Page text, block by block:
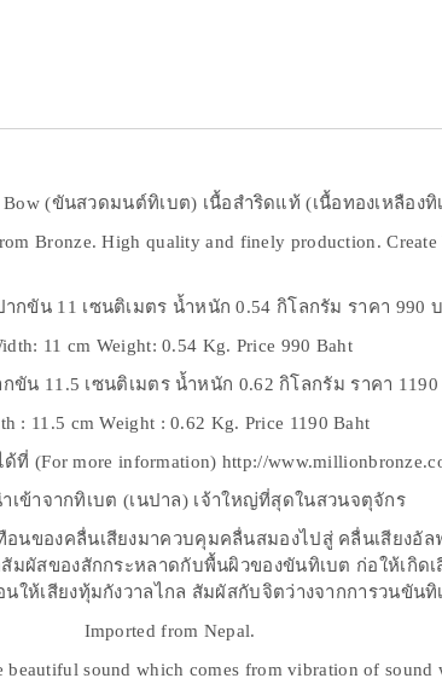
(ขันสวดมนต์ทิเบต) เนื้อสำริดแท้ (เนื้อทองเหลืองทิ
Bronze. High quality and finely production. Create
กขัน 11 เซนติเมตร น้ำหนัก 0.54 กิโลกรัม ราคา 990
11 cm Weight: 0.54 Kg. Price 990 Baht
ขัน 11.5 เซนติเมตร น้ำหนัก 0.62 กิโลกรัม ราคา
: 11.5 cm Weight : 0.62 Kg. Price 1190 Baht
ที่ (For more information) http://
เข้าจากทิเบต (เนปาล) เจ้าใหญ่ที่สุดในสวนจตุจักร
ของคลื่นเสียงมาควบคุมคลื่นสมองไปสู่ คลื่นเสียงอัล
มผัสของสักกระหลาดกับพื้นผิวของขันทิเบต ก่อให้เกิดเ
นให้เสียงทุ้มกังวาลไกล สัมผัสกับจิตว่างจากการวนขันทิ
Imported from Nepal.
sound which comes from vibration of